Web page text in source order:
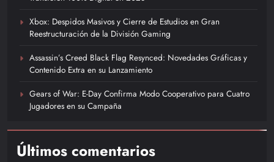
Xbox: Despidos Masivos y Cierre de Estudios en Gran
Reestructuración de la División Gaming
Assassin’s Creed Black Flag Resynced: Novedades Gráficas y
Contenido Extra en su Lanzamiento
Gears of War: E-Day Confirma Modo Cooperativo para Cuatro
Jugadores en su Campaña
Últimos comentarios